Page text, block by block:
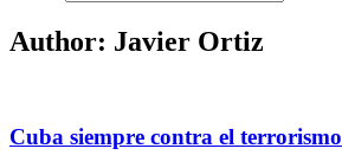
Author: Javier Ortiz
Cuba siempre contra el terrorismo